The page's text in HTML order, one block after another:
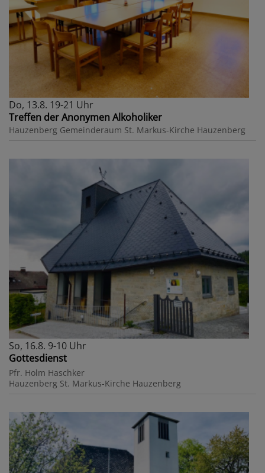
Do, 13.8. 19-21 Uhr
Treffen der Anonymen Alkoholiker
Hauzenberg Gemeinderaum St. Markus-Kirche Hauzenberg
So, 16.8. 9-10 Uhr
Gottesdienst
Pfr. Holm Haschker
Hauzenberg St. Markus-Kirche Hauzenberg